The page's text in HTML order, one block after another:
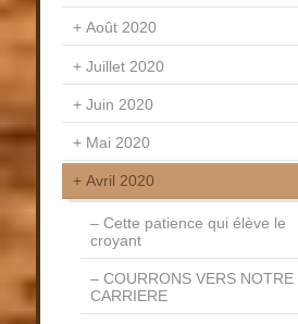
Août 2020
Juillet 2020
Juin 2020
Mai 2020
Avril 2020
Cette patience qui élève le
croyant
COURRONS VERS NOTRE
CARRIERE